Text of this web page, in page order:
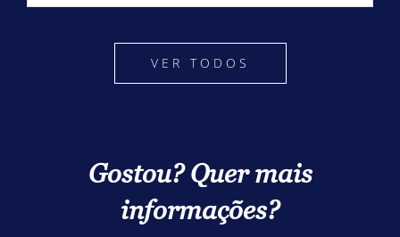
VER TODOS
Gostou? Quer mais
informações?